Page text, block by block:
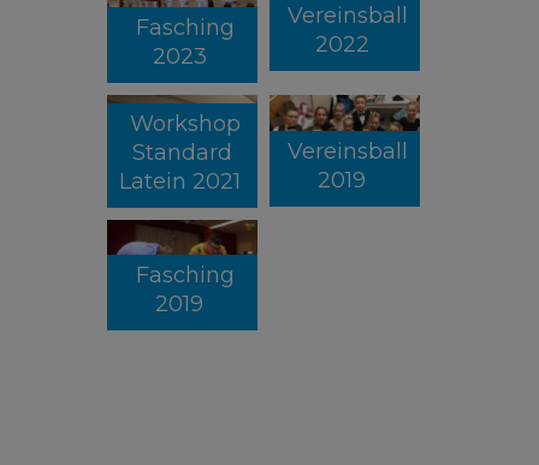
Fasching
2023
Vereinsball
2022
Workshop
Standard
Latein 2021
Vereinsball
2019
Fasching
2019